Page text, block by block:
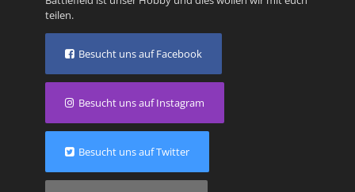
teilen.
Besucht uns auf Facebook
Besucht uns auf Instagram
Besucht uns auf Twitter